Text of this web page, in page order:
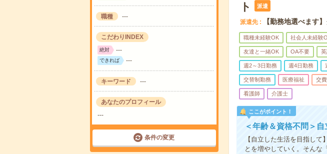
職種 ---
こだわりINDEX
絶対 ---
できれば ---
キーワード ---
あなたのプロフィール
---
条件の変更
ト
派遣
派遣先 【勤務地選べます
職種未経験OK 社会人未経験
友達と一緒OK OA不要
週2～3日勤務 週4日勤務
交替制勤務 医療福祉 交
看護師 介護士
ここがポイント！
＜年齢＆資格不問＞
【自立した生活を目指し
とを増やしていく。そんな